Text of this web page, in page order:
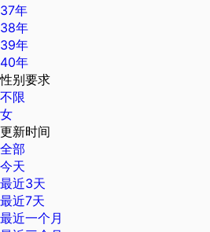
37年
38年
39年
40年
性别要求
不限
女
更新时间
全部
今天
最近3天
最近7天
最近一个月